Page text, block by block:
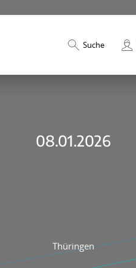
Suche
08.01.2026
Thüringen